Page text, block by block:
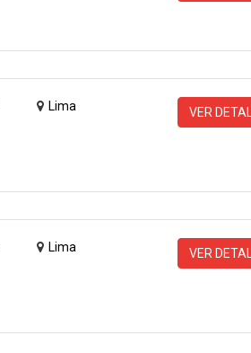
Lima VER
Lima VER